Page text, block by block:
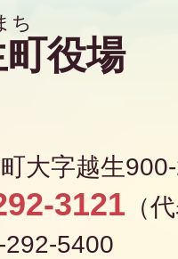
役場
大字越生
3121 （
5400